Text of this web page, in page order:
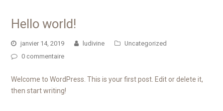
Hello world!
janvier 14, 2019 ludivine
Uncategorized
0 commentaire
Welcome to WordPress. This is your first post. Edit or delete it,
then start writing!